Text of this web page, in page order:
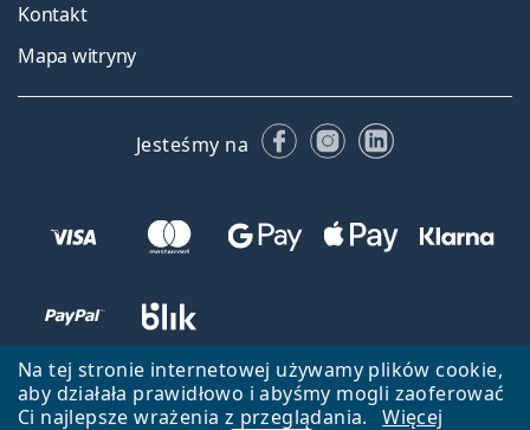
Na tej stronie internetowej używamy plików cookie,
aby działała prawidłowo i abyśmy mogli zaoferować
Ci najlepsze wrażenia z przeglądania.
Więcej
Kontakt
Mapa witryny
Jesteśmy na FacebookuInstagramie
LinkedIn